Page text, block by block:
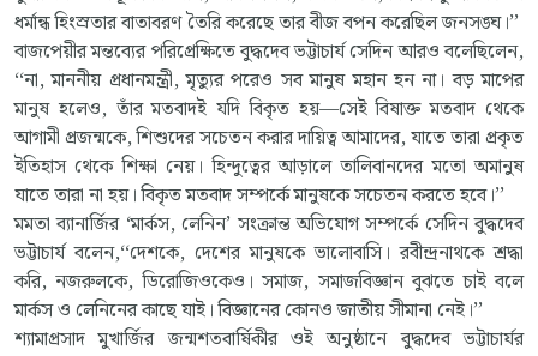
ধর্মান্ধ হিংস্রতার বাতাবরণ তৈরি করেছে তার বীজ বপন করেছিল জনসঙ্ঘ।’’
বাজপেয়ীর মন্তব্যের পরিপ্রেক্ষিতে বুদ্ধদেব ভট্টাচার্য সেদিন আরও বলেছিলেন,
‘‘না, মাননীয় প্রধানমন্ত্রী, মৃত্যুর পরেও সব মানুষ মহান হন না। বড় মাপের
মানুষ হলেও, তাঁর মতবাদই যদি বিকৃত হয়—সেই বিষাক্ত মতবাদ থেকে
আগামী প্রজন্মকে, শিশুদের সচেতন করার দায়িত্ব আমাদের, যাতে তারা প্রকৃত
ইতিহাস থেকে শিক্ষা নেয়। হিন্দুত্বের আড়ালে তালিবানদের মতো অমানুষ
যাতে তারা না হয়। বিকৃত মতবাদ সম্পর্কে মানুষকে সচেতন করতে হবে।’’
মমতা ব্যানার্জির ‘মার্কস, লেনিন’ সংক্রান্ত অভিযোগ সম্পর্কে সেদিন বুদ্ধদেব
ভট্টাচার্য বলেন,‘‘দেশকে, দেশের মানুষকে ভালোবাসি। রবীন্দ্রনাথকে শ্রদ্ধা
করি, নজরুলকে, ডিরোজিওকেও। সমাজ, সমাজবিজ্ঞান বুঝতে চাই বলে
মার্কস ও লেনিনের কাছে যাই। বিজ্ঞানের কোনও জাতীয় সীমানা নেই।’’
শ্যামাপ্রসাদ মুখার্জির জন্মশতবার্ষিকীর ওই অনুষ্ঠানে বুদ্ধদেব ভট্টাচার্যর